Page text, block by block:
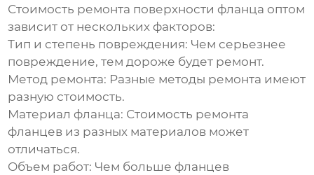
Стоимость ремонта поверхности фланца оптом
зависит от нескольких факторов:
Тип и степень повреждения: Чем серьезнее
повреждение, тем дороже будет ремонт.
Метод ремонта: Разные методы ремонта имеют
разную стоимость.
Материал фланца: Стоимость ремонта
фланцев из разных материалов может
отличаться.
Объем работ: Чем больше фланцев